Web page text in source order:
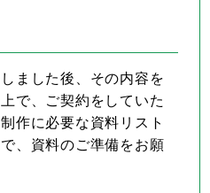
ました後、その内容を
で、ご契約をしていた
作に必要な資料リスト
、資料のご準備をお願